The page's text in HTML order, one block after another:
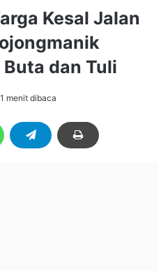
Kesal Jalan
Buta dan Tuli
1 menit dibaca